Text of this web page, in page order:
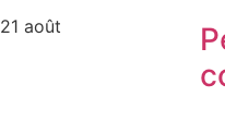
21 août